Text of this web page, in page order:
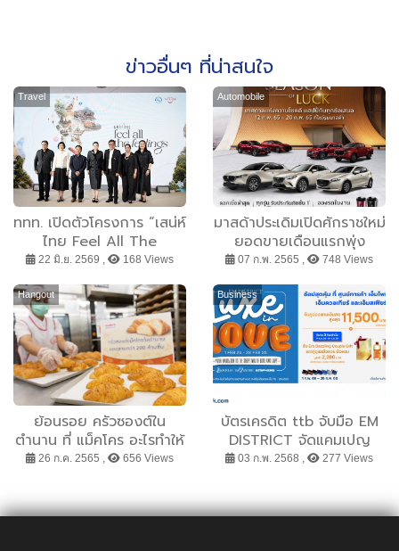
ข่าวอื่นๆ ที่น่าสนใจ
Travel
ททท. เปิดตัวโครงการ “เสน่ห์
ไทย Feel All The
Feelings” ชวนคนไทยออก
เดินทางสัมผัสเสน่ห์ไทย ผ่าน
ทุกความรู้สึก พร้อมจัดอีเว้น
ต์สร้างแรงบันดาลใจสู่การ
ท่องเที่ยวจริงทั่วประเทศ
22 มิ.ย. 2569 , 168 Views
Automobile
มาสด้าประเดิมเปิดศักราชใหม่
ยอดขายเดือนแรกพุ่ง
3,230 คัน อัดแคมเปญ
MAZDA SEASON OF
LUCK เทศกาลรับโชค
07 ก.พ. 2565 , 748 Views
Hangout
ย้อนรอย ครัวซองต์ใน
ตำนาน ที่ แม็คโคร อะไรทำให้
ขายไปแล้วกว่า 200 ล้านชิ้น
26 ก.ค. 2565 , 656 Views
Business
บัตรเครดิต ttb จับมือ EM
DISTRICT จัดแคมเปญ
เดือนแห่งความรัก รับคูปอง
03 ก.พ. 2568 , 277 Views